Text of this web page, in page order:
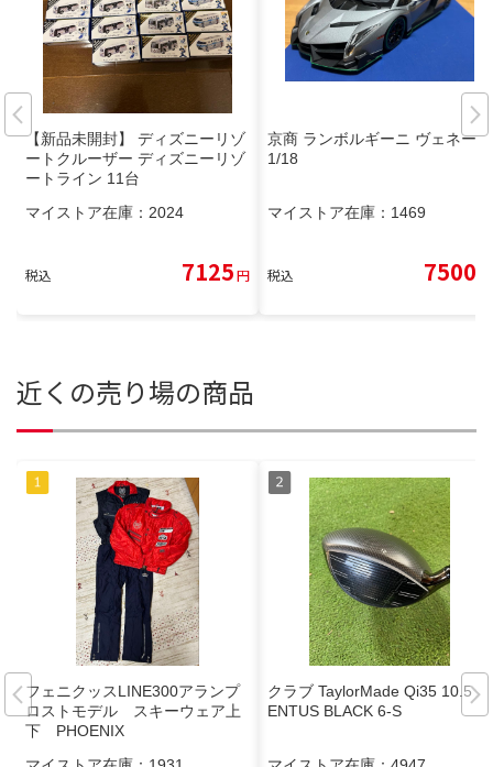
【新品未開封】 ディズニーリゾ
ートクルーザー ディズニーリゾ
ートライン 11台
マイストア在庫： 2024
税込 7125円
京商 ランボルギーニ ヴェネーノ
1/18
マイストア在庫： 1469
税込 7500
近くの売り場の商品
フェニクッスLINE300アランプ
ロストモデル スキーウェア上
下 PHOENIX
クラブ TaylorMade Qi35 10.5 V
ENTUS BLACK 6-S